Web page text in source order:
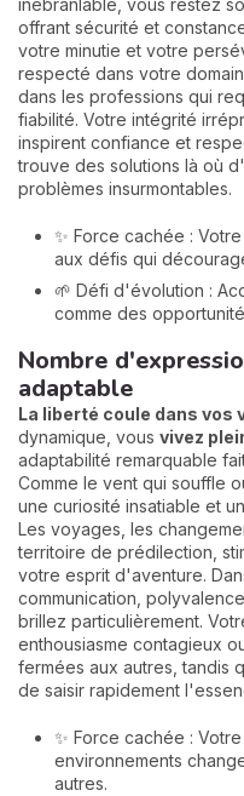
offrant sécurité et
votre minutie et votre
respecté dans votre
dans les professions qui
fiabilité. Votre intégrité
inspirent confiance et
trouve des solutions là où
problèmes insurmontables.
✨ Force cachée :
aux défis qui
🌱 Défi d'évolution :
comme des
Nombre
adaptable
La liberté coule dans vos
dynamique, vous vivez
adaptabilité remarquable
Comme le vent qui souffle
une curiosité insatiable et
Les voyages, les
territoire de prédilection,
votre esprit d'aventure.
communication,
brillez particulièrement.
enthousiasme contagieux
fermées aux autres, tandis
de saisir rapidement
✨ Force cachée :
environnements
autres.